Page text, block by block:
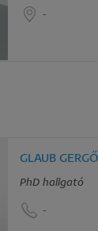
-
GLAUB GERGŐ
PhD hallgató
-